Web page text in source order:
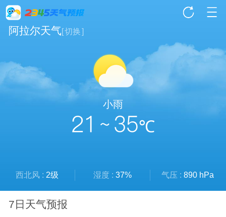
阿拉尔天气[切换]
小雨
21 ~ 35℃
西北风 : 2级 湿度 : 37% 气压 : 890 hPa
7日天气预报